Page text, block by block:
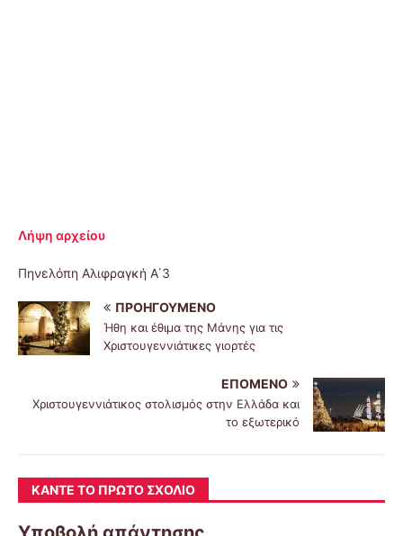
Λήψη αρχείου
Πηνελόπη Αλιφραγκή Α΄3
ΠΡΟΗΓΟΎΜΕΝΟ
Ήθη και έθιμα της Μάνης για τις
Χριστουγεννιάτικες γιορτές
ΕΠΌΜΕΝΟ
Χριστουγεννιάτικος στολισμός στην Ελλάδα και
το εξωτερικό
ΚΆΝΤΕ ΤΟ ΠΡΏΤΟ ΣΧΌΛΙΟ